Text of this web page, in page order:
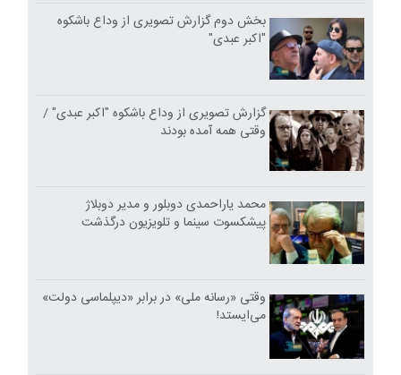
بخش دوم گزارش تصویری از وداع باشکوه
"اکبر عبدی"
گزارش تصویری از وداع باشکوه "اکبر عبدی" /
وقتی همه آمده بودند
محمد یاراحمدی دوبلور و مدیر دوبلاژ
پیشکسوت سینما و تلویزیون درگذشت
وقتی «رسانه ملی» در برابر «دیپلماسی دولت»
می‌ایستد!